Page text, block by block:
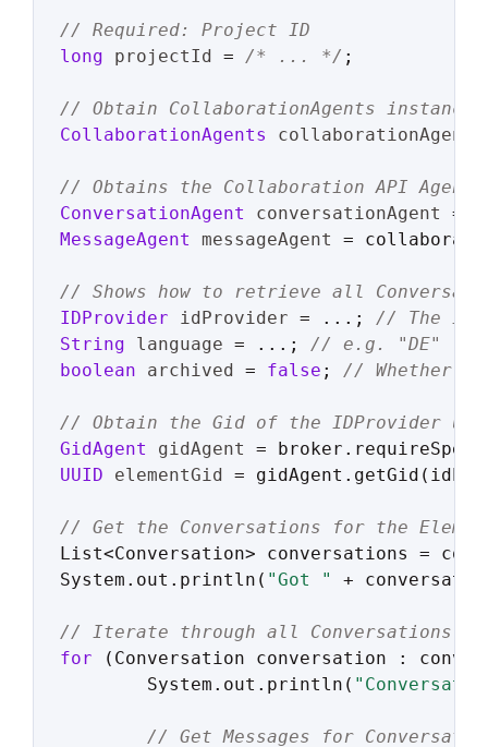
// Required: Project ID
long
projectId = /* ... */ ;
// Obtain CollaborationAgents
CollaborationAgents
collaborationAgents
// Obtains the Collaboration API Agents
ConversationAgent
conversationAgent
=
MessageAgent
messageAgent =
// Shows how to retrieve all
IDProvider
idProvider = ...; // The
String
language = ...; // e.g. "DE"
boolean
archived = false ; // Whether to
// Obtain the Gid of the IDProvider
GidAgent
gidAgent
=
UUID
elementGid =
// Get the Conversations for the
List<Conversation> conversations =
System.out.println( "Got " +
// Iterate through all Conversations and
for (Conversation conversation :
	System.out.println(
// Get Messages for